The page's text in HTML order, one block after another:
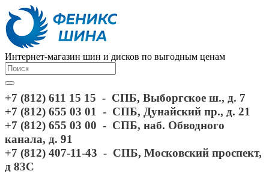
Интернет-магазин шин и дисков по выгодным ценам
+7 (812) 611 15 15 - СПБ, Выборгское ш., д. 7
+7 (812) 655 03 01 - СПБ, Дунайский пр., д. 21
+7 (812) 655 03 00 - СПБ, наб. Обводного
канала, д. 91
+7 (812) 407-11-43 - СПБ, Московский проспект,
д 83С